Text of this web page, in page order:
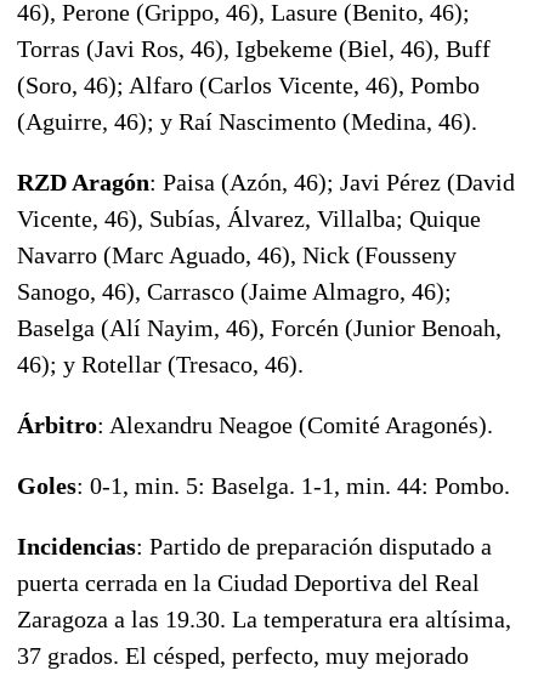
46), Perone (Grippo, 46), Lasure (Benito, 46);
Torras (Javi Ros, 46), Igbekeme (Biel, 46), Buff
(Soro, 46); Alfaro (Carlos Vicente, 46), Pombo
(Aguirre, 46); y Raí Nascimento (Medina, 46).
RZD Aragón: Paisa (Azón, 46); Javi Pérez (David
Vicente, 46), Subías, Álvarez, Villalba; Quique
Navarro (Marc Aguado, 46), Nick (Fousseny
Sanogo, 46), Carrasco (Jaime Almagro, 46);
Baselga (Alí Nayim, 46), Forcén (Junior Benoah,
46); y Rotellar (Tresaco, 46).
Árbitro: Alexandru Neagoe (Comité Aragonés).
Goles: 0-1, min. 5: Baselga. 1-1, min. 44: Pombo.
Incidencias: Partido de preparación disputado a
puerta cerrada en la Ciudad Deportiva del Real
Zaragoza a las 19.30. La temperatura era altísima,
37 grados. El césped, perfecto, muy mejorado